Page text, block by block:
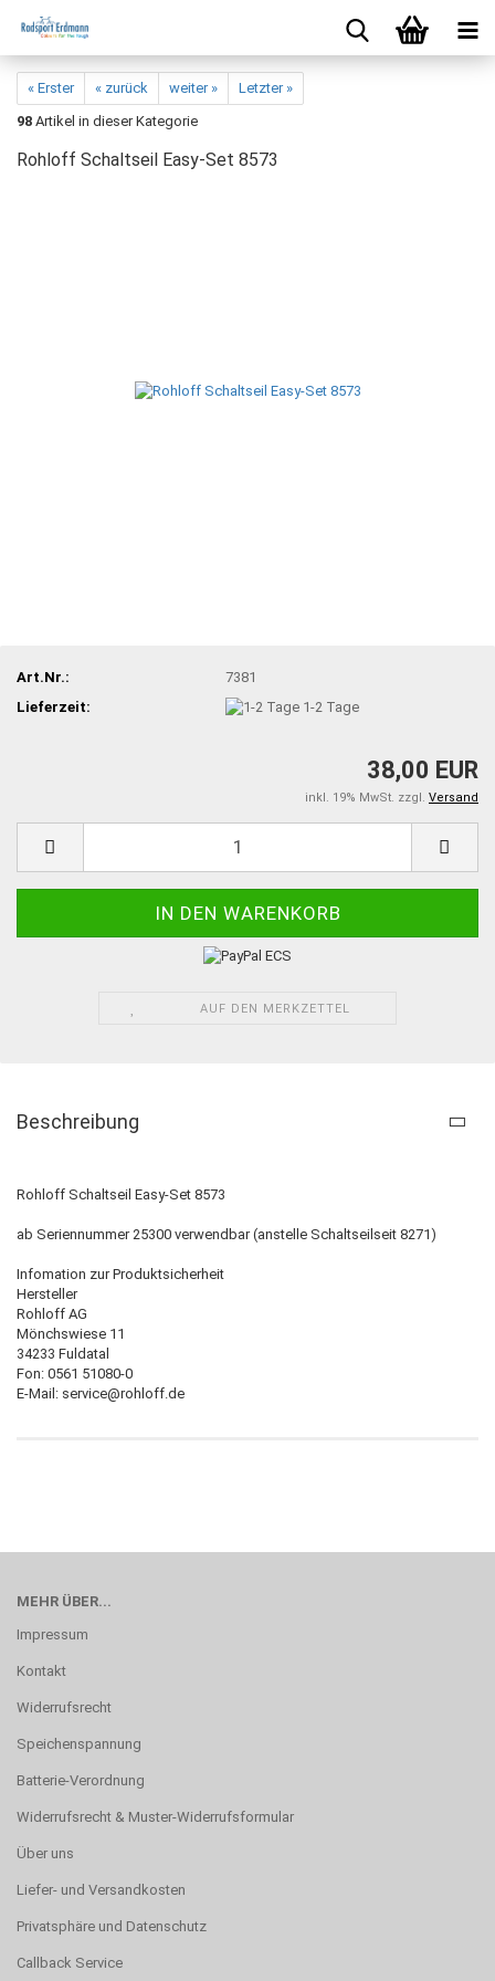
« Erster « zurück weiter »
Letzter »
98 Artikel in dieser Kategorie
Rohloff Schaltseil Easy-Set 8573
Art.Nr.:
7381
Lieferzeit:
1-2 Tage
38,00 EUR
inkl. 19% MwSt. zzgl. Versand
AUF DEN MERKZETTEL
Beschreibung
Rohloff Schaltseil Easy-Set 8573
ab Seriennummer 25300 verwendbar (anstelle Schaltseilseit 8271)
Infomation zur Produktsicherheit
Hersteller
Rohloff AG
Mönchswiese 11
34233 Fuldatal
Fon: 0561 51080-0
E-Mail: service@rohloff.de
MEHR ÜBER...
Impressum
Kontakt
Widerrufsrecht
Speichenspannung
Batterie-Verordnung
Widerrufsrecht & Muster-Widerrufsformular
Über uns
Liefer- und Versandkosten
Privatsphäre und Datenschutz
Callback Service